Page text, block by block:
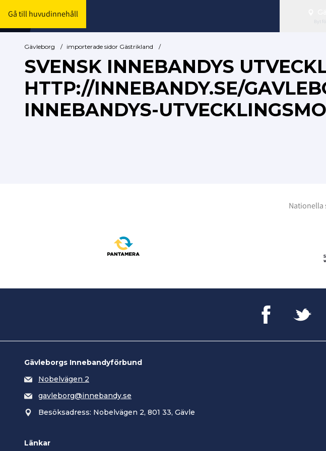
Gå till huvudinnehåll
Byt
Gävleborg / importerade sidor Gästrikland /
SVENSK INNEBANDYS
HTTP://INNEBANDY.SE/
INNEBANDYS-
Nationella
Gävleborgs Innebandyförbund
Nobelvägen 2
gavleborg@innebandy.se
Besöksadress: Nobelvägen 2, 801 33, Gävle
Länkar